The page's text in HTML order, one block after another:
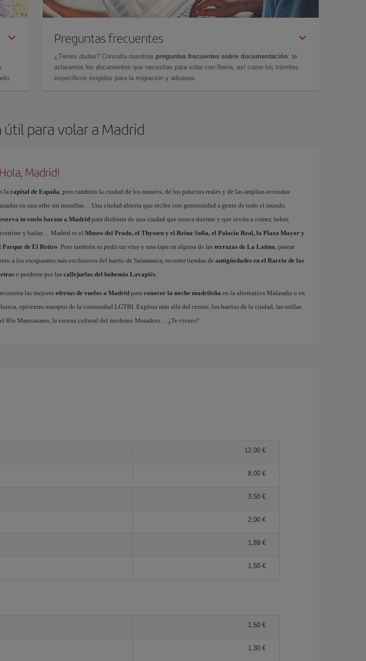
Preguntas frecuentes
¿Tienes dudas? Consulta nuestras preguntas frecuentes sobre documentación: te
aclaramos los documentos que necesitas para volar con Iberia, así como los trámites
específicos exigidos para la migración y aduanas.
para volar a Madrid
Madrid!
la capital de España, pero también la ciudad de los museos, de los palacios reales y de las amplias avenidas
en una urbe sin murallas… Una ciudad abierta que recibe con generosidad a gente de todo el mundo.
tu vuelo barato a Madridpara disfrutar de una ciudad que nunca duerme y que invita a comer, beber,
y bailar… Madrid es el Museo del Prado, el Thyssen y el Reina Sofía, el Palacio Real, la Plaza Mayor y
Parque de El Retiro. Pero también es pedir un vino y una tapa en alguna de las terrazas de La Latina, pasear
a los escaparates más exclusivos del barrio de Salamanca, recorrer tiendas de antigüedades en el Barrio de las
o perderse por las callejuelas del bohemio Lavapiés.
las mejoresofertas de vuelos a Madridpara conocer la noche madrileña en la alternativa Malasaña o en
epicentro europeo de la comunidad LGTBI. Explora más allá del centro, los barrios de la ciudad, las orillas
Río Manzanares, la escena cultural del moderno Matadero… ¿Te vienes?
12,00
8,00
3,50
2,00
1,89
1,50
1,50
1,30